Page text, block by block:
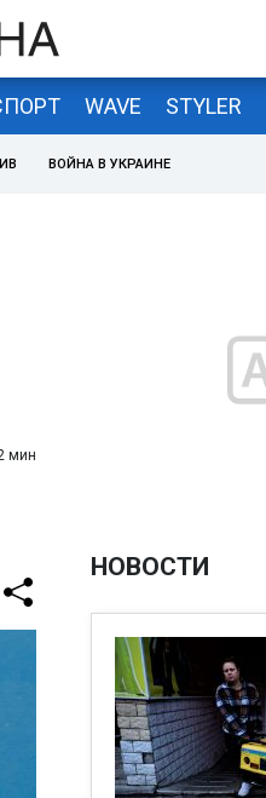
WAVE STYLER
ВОЙНА В УКРАИНЕ
мин
НОВОСТИ